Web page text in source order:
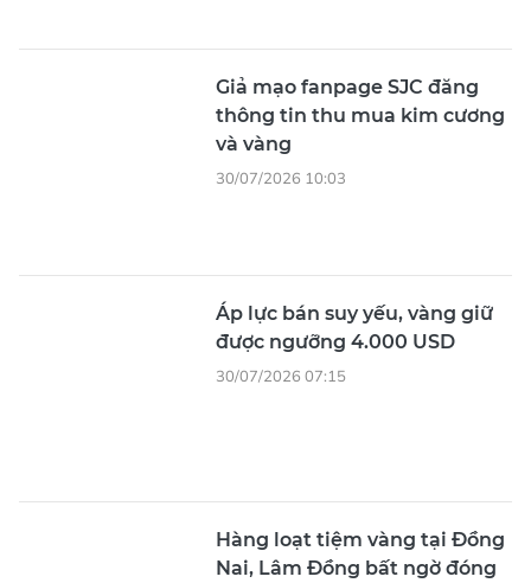
Giả mạo fanpage SJC đăng
thông tin thu mua kim cương
và vàng
30/07/2026 10:03
Áp lực bán suy yếu, vàng giữ
được ngưỡng 4.000 USD
30/07/2026 07:15
Hàng loạt tiệm vàng tại Đồng
Nai, Lâm Đồng bất ngờ đóng